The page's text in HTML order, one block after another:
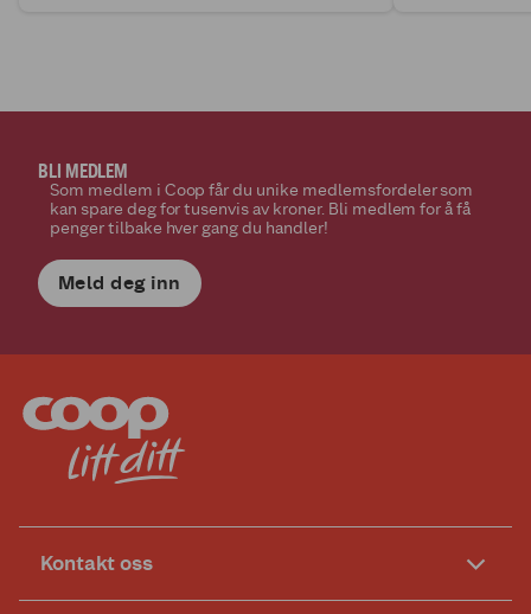
BLI MEDLEM
Som medlem i Coop får du unike medlemsfordeler som
kan spare deg for tusenvis av kroner. Bli medlem for å få
penger tilbake hver gang du handler!
Meld deg inn
Kontakt oss